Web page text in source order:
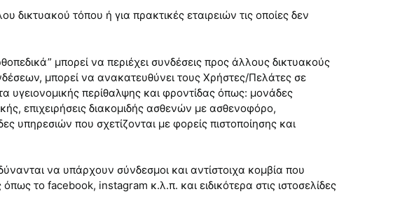
δικτυακού τόπου ή για πρακτικές εταιρειών τις οποίες δεν
μπορεί να περιέχει συνδέσεις προς άλλους δικτυακούς
μπορεί να ανακατευθύνει τους Χρήστες/Πελάτες σε
υγειονομικής περίθαλψης και φροντίδας όπως: μονάδες
επιχειρήσεις διακομιδής ασθενών με ασθενοφόρο,
υπηρεσιών που σχετίζονται με φορείς πιστοποίησης και
να υπάρχουν σύνδεσμοι και αντίστοιχα κομβία που
το facebook, instagram κ.λ.π. και ειδικότερα στις ιστοσελίδες